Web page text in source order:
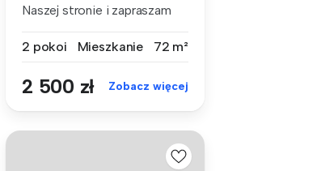
Naszej stronie i zapraszam
2 pokoi
Mieszkanie 72 m²
2 500 zł Zobacz więcej